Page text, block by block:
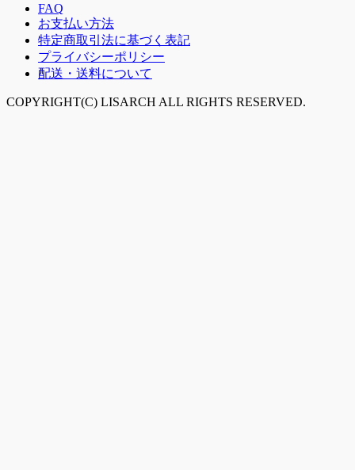
FAQ
お支払い方法
特定商取引法に基づく表記
プライバシーポリシー
配送・送料について
COPYRIGHT(C) LISARCH ALL RIGHTS RESERVED.